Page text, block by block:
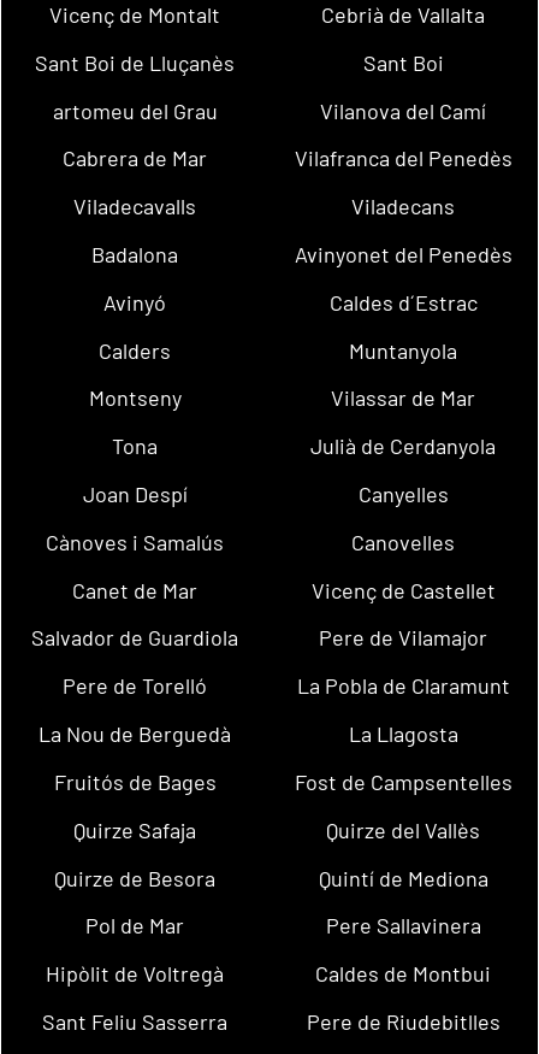
Vicenç de Montalt
Cebrià de Vallalta
Sant Boi de Lluçanès
Sant Boi
artomeu del Grau
Vilanova del Camí
Cabrera de Mar
Vilafranca del Penedès
Viladecavalls
Viladecans
Badalona
Avinyonet del Penedès
Avinyó
Caldes d´Estrac
Calders
Muntanyola
Montseny
Vilassar de Mar
Tona
Julià de Cerdanyola
Joan Despí
Canyelles
Cànoves i Samalús
Canovelles
Canet de Mar
Vicenç de Castellet
Salvador de Guardiola
Pere de Vilamajor
Pere de Torelló
La Pobla de Claramunt
La Nou de Berguedà
La Llagosta
Fruitós de Bages
Fost de Campsentelles
Quirze Safaja
Quirze del Vallès
Quirze de Besora
Quintí de Mediona
Pol de Mar
Pere Sallavinera
Hipòlit de Voltregà
Caldes de Montbui
Sant Feliu Sasserra
Pere de Riudebitlles